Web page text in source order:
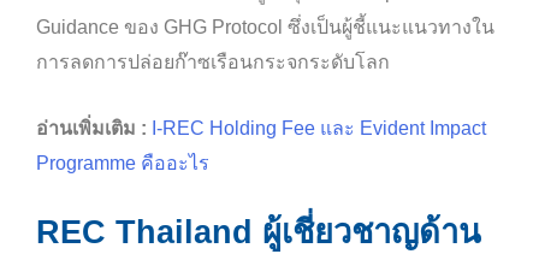
Guidance ของ GHG Protocol ซึ่งเป็นผู้ชี้แนะแนวทางใน
การลดการปล่อยก๊าซเรือนกระจกระดับโลก
อ่านเพิ่มเติม : I-REC Holding Fee และ Evident Impact
Programme คืออะไร
REC Thailand ผู้เชี่ยวชาญด้าน